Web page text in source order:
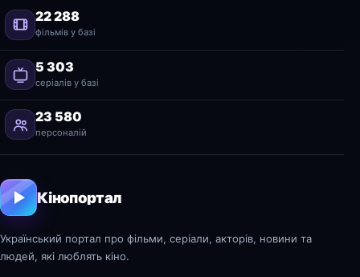
22 288
фільмів у базі
5 303
серіалів у базі
23 580
персоналій
Кінопортал
Український портал про фільми, серіали, акторів, новини та
людей, які люблять кіно.